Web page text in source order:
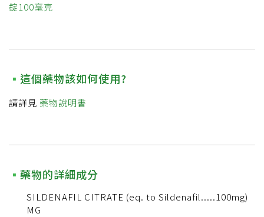
錠100毫克
這個藥物該如何使用?
請詳見 藥物說明書
藥物的詳細成分
SILDENAFIL CITRATE (eq. to Sildenafil.....100mg)
MG